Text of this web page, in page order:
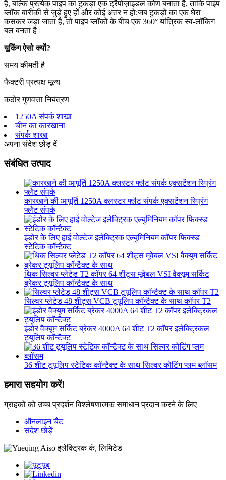
है, बल्कि प्रत्येक पाइप का टुकड़ा एक ट्रैपोज़ाइडल कोण बनाता है, ताकि पाइप
ब्लॉक बारीकी से जुड़े हुए हों और कोई अंतर न हो;जब टुकड़ों का एक घेरा
कसकर जड़ा जाता है, तो पाइप ब्लॉकों के बीच एक 360° यांत्रिक स्व-लॉकिंग
बल बनता है।
यूकिंग ऐसो क्यों?
समय कीमती है
फैक्टरी प्रत्यक्ष मूल्य
कठोर गुणवत्ता नियंत्रण
1250A संपर्क शाखा
चीन का कारखाना
संपर्क शाखा
अपना संदेश छोड़ दें
संबंधित उत्पाद
कारखाने की आपूर्ति 1250A क्लस्टर फ्लैट संपर्क एक्सटेंशन स्प्रिंग
फ्लैट संपर्क
इंडोर के लिए हाई वोल्टेज इलेक्ट्रिक एल्युमिनियम कॉपर फिक्स्ड
स्टेटिक कॉन्टैक्ट
थिक सिल्वर प्लेटेड T2 कॉपर 64 शीट्स मूवेबल VSI वैक्यूम सर्किट
ब्रेकर ट्यूलिप कॉन्टैक्ट के साथ
सिल्वर प्लेटेड 48 शीट्स VCB ट्यूलिप कॉन्टैक्ट के साथ कॉपर T2
इंडोर वैक्यूम सर्किट ब्रेकर 4000A 64 शीट T2 कॉपर इलेक्ट्रिकल
ट्यूलिप कॉन्टैक्ट
36 शीट ट्यूलिप स्टेटिक कॉन्टैक्ट के साथ सिल्वर कोटिंग प्लम ब्लॉसम
हमारा सहयोग करें!
ग्राहकों को उच्च प्रदर्शन विश्लेषणात्मक समाधान प्रदान करने के लिए
ऑनलाइन चैट
संदेश छोड़ें